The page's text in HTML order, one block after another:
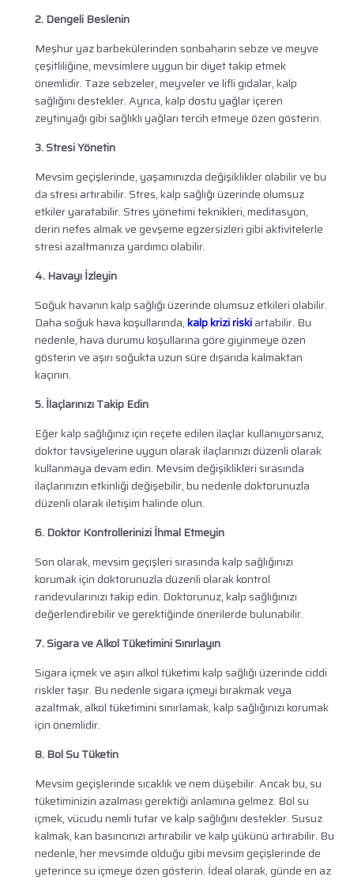
2. Dengeli Beslenin
Meşhur yaz barbekülerinden sonbaharın sebze ve meyve
çeşitliliğine, mevsimlere uygun bir diyet takip etmek
önemlidir. Taze sebzeler, meyveler ve lifli gıdalar, kalp
sağlığını destekler. Ayrıca, kalp dostu yağlar içeren
zeytinyağı gibi sağlıklı yağları tercih etmeye özen gösterin.
3. Stresi Yönetin
Mevsim geçişlerinde, yaşamınızda değişiklikler olabilir ve bu
da stresi artırabilir. Stres, kalp sağlığı üzerinde olumsuz
etkiler yaratabilir. Stres yönetimi teknikleri, meditasyon,
derin nefes almak ve gevşeme egzersizleri gibi aktivitelerle
stresi azaltmanıza yardımcı olabilir.
4. Havayı İzleyin
Soğuk havanın kalp sağlığı üzerinde olumsuz etkileri olabilir.
Daha soğuk hava koşullarında,kalp krizi riskiartabilir. Bu
nedenle, hava durumu koşullarına göre giyinmeye özen
gösterin ve aşırı soğukta uzun süre dışarıda kalmaktan
kaçının.
5. İlaçlarınızı Takip Edin
Eğer kalp sağlığınız için reçete edilen ilaçlar kullanıyorsanız,
doktor tavsiyelerine uygun olarak ilaçlarınızı düzenli olarak
kullanmaya devam edin. Mevsim değişiklikleri sırasında
ilaçlarınızın etkinliği değişebilir, bu nedenle doktorunuzla
düzenli olarak iletişim halinde olun.
6. Doktor Kontrollerinizi İhmal Etmeyin
Son olarak, mevsim geçişleri sırasında kalp sağlığınızı
korumak için doktorunuzla düzenli olarak kontrol
randevularınızı takip edin. Doktorunuz, kalp sağlığınızı
değerlendirebilir ve gerektiğinde önerilerde bulunabilir.
7. Sigara ve Alkol Tüketimini Sınırlayın
Sigara içmek ve aşırı alkol tüketimi kalp sağlığı üzerinde ciddi
riskler taşır. Bu nedenle sigara içmeyi bırakmak veya
azaltmak, alkol tüketimini sınırlamak, kalp sağlığınızı korumak
için önemlidir.
8. Bol Su Tüketin
Mevsim geçişlerinde sıcaklık ve nem düşebilir. Ancak bu, su
tüketiminizin azalması gerektiği anlamına gelmez. Bol su
içmek, vücudu nemli tutar ve kalp sağlığını destekler. Susuz
kalmak, kan basıncınızı artırabilir ve kalp yükünü artırabilir. Bu
nedenle, her mevsimde olduğu gibi mevsim geçişlerinde de
yeterince su içmeye özen gösterin. İdeal olarak, günde en az